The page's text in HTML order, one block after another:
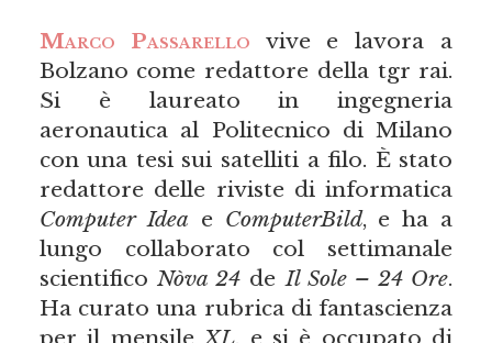
Marco Passarello vive e lavora a
Bolzano come redattore della tgr rai.
Si è laureato in ingegneria
aeronautica al Politecnico di Milano
con una tesi sui satelliti a filo. È stato
redattore delle riviste di informatica
Computer Idea e ComputerBild, e ha a
lungo collaborato col settimanale
scientifico Nòva 24 de Il Sole – 24 Ore.
Ha curato una rubrica di fantascienza
per il mensile XL, e si è occupato di